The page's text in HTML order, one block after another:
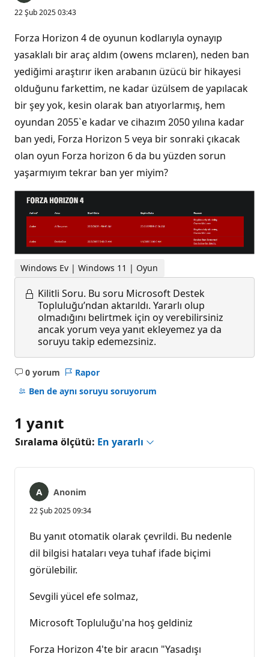
22 Şub 2025 03:43
Forza Horizon 4 de oyunun kodlarıyla oynayıp
yasaklalı bir araç aldım (owens mclaren), neden ban
yediğimi araştırır iken arabanın üzücü bir hikayesi
olduğunu farkettim, ne kadar üzülsem de yapılacak
bir şey yok, kesin olarak ban atıyorlarmış, hem
oyundan 2055`e kadar ve cihazım 2050 yılına kadar
ban yedi, Forza Horizon 5 veya bir sonraki çıkacak
olan oyun Forza horizon 6 da bu yüzden sorun
yaşarmıyım tekrar ban yer miyim?
Windows Ev | Windows 11 | Oyun
Kilitli Soru. Bu soru Microsoft Destek
Topluluğu’ndan aktarıldı. Yararlı olup
olmadığını belirtmek için oy verebilirsiniz
ancak yorum veya yanıt ekleyemez ya da
soruyu takip edemezsiniz.
0 yorum
Açıklama
yok
Rapor
Ben de aynı soruyu soruyorum
1 yanıt
Sıralama ölçütü: En yararlı
Anonim
22 Şub 2025 09:34
Bu yanıt otomatik olarak çevrildi. Bu nedenle
dil bilgisi hataları veya tuhaf ifade biçimi
görülebilir.
Sevgili yücel efe solmaz,
Microsoft Topluluğu'na hoş geldiniz
Forza Horizon 4'te bir aracın "Yasadışı